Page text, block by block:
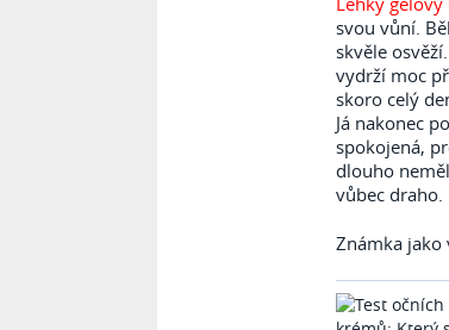
svou vůní.
skvěle
vydrží moc
skoro celý
Já nakonec
spokojená,
dlouho
vůbec draho.
Známka jako